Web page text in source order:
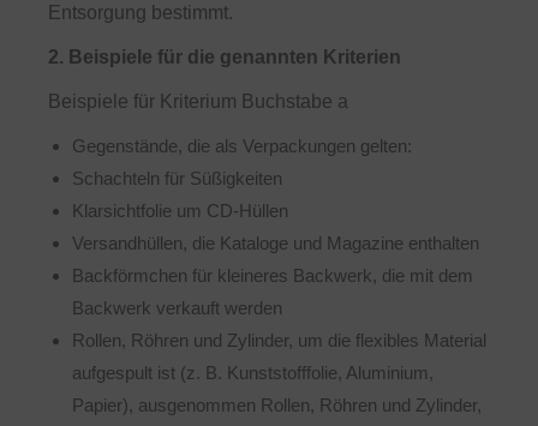
Entsorgung bestimmt.
2. Beispiele für die genannten Kriterien
Beispiele für Kriterium Buchstabe a
Gegenstände, die als Verpackungen gelten:
Schachteln für Süßigkeiten
Klarsichtfolie um CD-Hüllen
Versandhüllen, die Kataloge und Magazine enthalten
Backförmchen für kleineres Backwerk, die mit dem
Backwerk verkauft werden
Rollen, Röhren und Zylinder, um die flexibles Material
aufgespult ist (z. B. Kunststofffolie, Aluminium,
Papier), ausgenommen Rollen, Röhren und Zylinder,